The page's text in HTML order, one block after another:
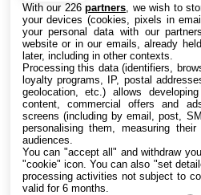
With our 226partners , we wish to
your devices (cookies, pixels in
your personal data with our
website or in our emails, already
later, including in other contexts.
Processing this data (identifiers,
loyalty programs, IP, postal
geolocation, etc.) allows
content, commercial offers and
screens (including by email, post,
personalising them, measuring
audiences.
You can "accept all" and withdraw
"cookie" icon. You can also "set
processing activities not subject to
valid for 6 months.